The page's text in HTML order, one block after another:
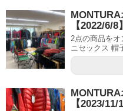
【2022/6/8】
2点の商品を
ニセックス 帽
【2023/11/